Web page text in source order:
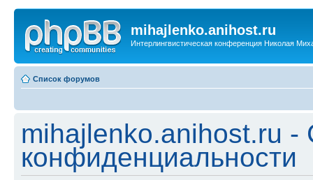
mihajlenko.anihost.ru
Интерлингвистическая конференция Николая
Список форумов
mihajlenko.anihost.ru -
конфиденциальности